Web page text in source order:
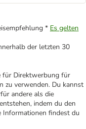
* Es gelten
der letzten 30
für Direktwerbung für
zu verwenden. Du kannst
andere als die
indem du den
Informationen findest du